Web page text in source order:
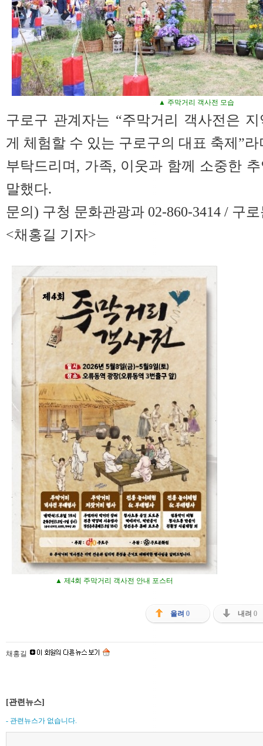
▲ 주막거리 객사전 모습
구로구 관계자는 “주막거리 객사전은
게 체험할 수 있는 구로구의 대표 축제”
부탁드리며, 가족, 이웃과 함께 소중한
말했다.
문의) 구청 문화관광과 02-860-3414 / 구
<채홍길 기자>
▲ 제4회 주막거리 객사전 안내 포스터
올려 0 내려 0
채홍길
[관련뉴스]
- 관련뉴스가 없습니다.